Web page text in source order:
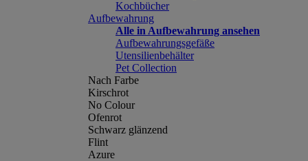
Kochbücher
Aufbewahrung
Alle in Aufbewahrung ansehen
Aufbewahrungsgefäße
Utensilienbehälter
Pet Collection
Nach Farbe
Kirschrot
No Colour
Ofenrot
Schwarz glänzend
Flint
Azure